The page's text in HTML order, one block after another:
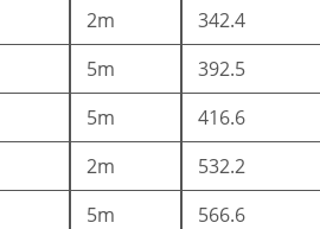
2m 342.4
5m 392.5
5m 416.6
2m 532.2
5m 566.6